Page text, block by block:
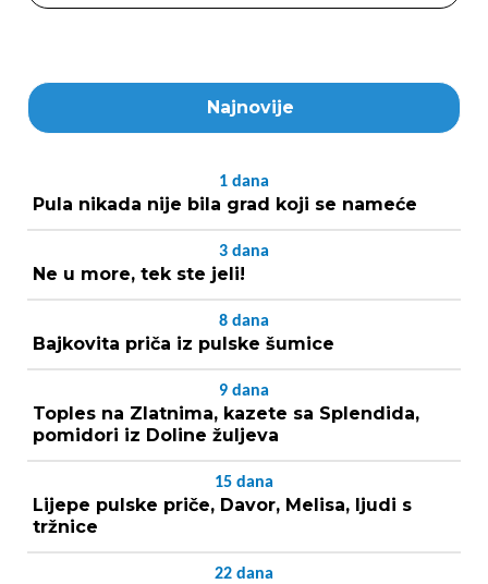
Najnovije
1 dana
Pula nikada nije bila grad koji se nameće
3 dana
Ne u more, tek ste jeli!
8 dana
Bajkovita priča iz pulske šumice
9 dana
Toples na Zlatnima, kazete sa Splendida,
pomidori iz Doline žuljeva
15 dana
Lijepe pulske priče, Davor, Melisa, ljudi s
tržnice
22 dana